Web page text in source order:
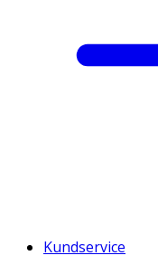
Kundservice